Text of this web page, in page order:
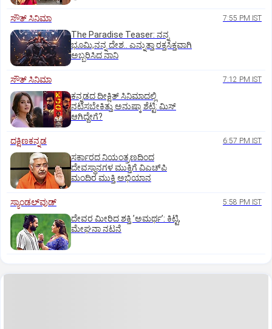
ಸೌತ್‌ ಸಿನಿಮಾ 7:55 PM IST
The Paradise Teaser: ನನ್ನ
ಭೂಮಿ,ನನ್ನ ದೇಶ.. ಎನ್ನುತ್ತಾ ರಕ್ತಸಿಕ್ತವಾಗಿ
ಅಬ್ಬರಿಸಿದ ನಾನಿ
ಸೌತ್‌ ಸಿನಿಮಾ 7:12 PM IST
ಕನ್ನಡದ ದೀಕ್ಷಿತ್‌ ಸಿನಿಮಾದಲ್ಲಿ
ನಟಿಸಬೇಕಿತ್ತು ಅನುಷ್ಕಾ ಶೆಟ್ಟಿ: ಮಿಸ್‌
ಆಗಿದ್ದೇಗೆ?
ದಕ್ಷಿಣಕನ್ನಡ 6:57 PM IST
ಸರ್ಕಾರದ ನಿಯಂತ್ರಣದಿಂದ
ದೇವಸ್ಥಾನಗಳ ಮುಕ್ತಿಗೆ ವಿಎಚ್‌ಪಿ
ಮಂದಿರ ಮುಕ್ತಿ ಅಭಿಯಾನ
ಸ್ಯಾಂಡಲ್‌ವುಡ್‌ 5:58 PM IST
ದೇವರ ಮೀರಿದ ಶಕ್ತಿ ʼಅಮರ್ಥʼ: ಕಿಟ್ಟಿ,
ಮೇಘನಾ ನಟನೆ